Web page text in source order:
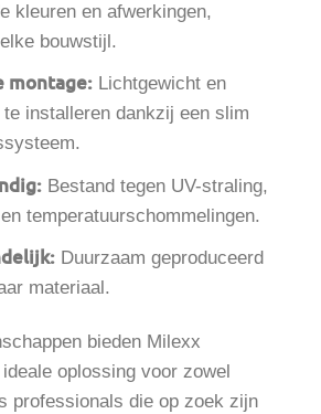
kleuren en afwerkingen,
bouwstijl.
montage: Lichtgewicht en
installeren dankzij een slim
Bestand tegen UV-straling,
temperatuurschommelingen.
Duurzaam geproduceerd
materiaal.
bieden Milexx
oplossing voor zowel
professionals die op zoek zijn